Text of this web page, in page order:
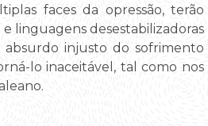
faces da opressão, terão
linguagens desestabilizadoras
injusto do sofrimento
lo inaceitável, tal como nos